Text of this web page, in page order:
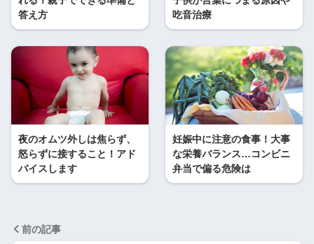
答え方
吃音治療
夜のオムツ外しは焦らず、
怒らずに接すること！アド
バイスします
妊娠中に注意の食事！大事
な栄養バランス…コンビニ
弁当で偏る危険は
前の記事